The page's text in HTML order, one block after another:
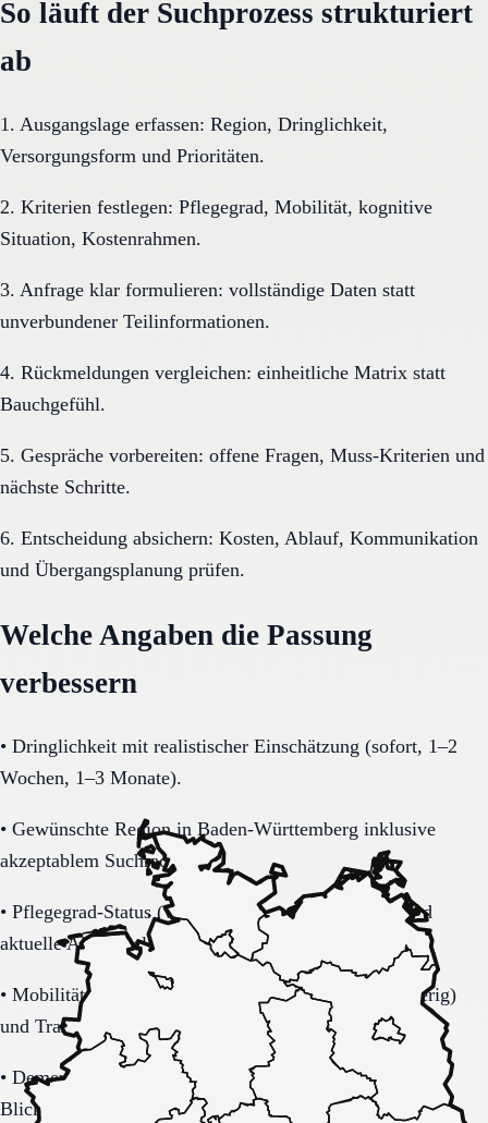
So läuft der Suchprozess strukturiert
ab
1. Ausgangslage erfassen: Region, Dringlichkeit,
Versorgungsform und Prioritäten.
2. Kriterien festlegen: Pflegegrad, Mobilität, kognitive
Situation, Kostenrahmen.
3. Anfrage klar formulieren: vollständige Daten statt
unverbundener Teilinformationen.
4. Rückmeldungen vergleichen: einheitliche Matrix statt
Bauchgefühl.
5. Gespräche vorbereiten: offene Fragen, Muss-Kriterien und
nächste Schritte.
6. Entscheidung absichern: Kosten, Ablauf, Kommunikation
und Übergangsplanung prüfen.
Welche Angaben die Passung
verbessern
• Dringlichkeit mit realistischer Einschätzung (sofort, 1–2
Wochen, 1–3 Monate).
• Gewünschte Region in Baden-Württemberg inklusive
akzeptablem Suchradius.
• Pflegegrad-Status (vorhanden, beantragt, unklar) und
aktuelle Alltagsbelastung.
• Mobilität (selbstständig, Rollator, Rollstuhl, bettlägerig)
und Transferbedarf.
• Demenzbezogene Anforderungen (ja, nein, unklar) mit
Blick auf Sicherheitsaspekte.